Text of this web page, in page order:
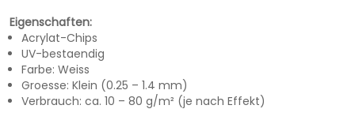
Eigenschaften:
Acrylat-Chips
UV-bestaendig
Farbe: Weiss
Groesse: Klein (0.25 – 1.4 mm)
Verbrauch: ca. 10 – 80 g/m² (je nach Effekt)